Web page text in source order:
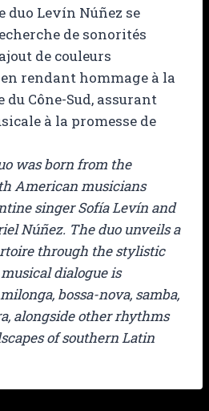
duo Levín Núñez se
de sonorités
de couleurs
rendant hommage à la
Cône-Sud, assurant
à la promesse de
was born from the
American musicians
singer Sofía Levín and
Núñez. The duo unveils a
through the stylistic
dialogue is
bossa-nova, samba,
alongside other rhythms
of southern Latin